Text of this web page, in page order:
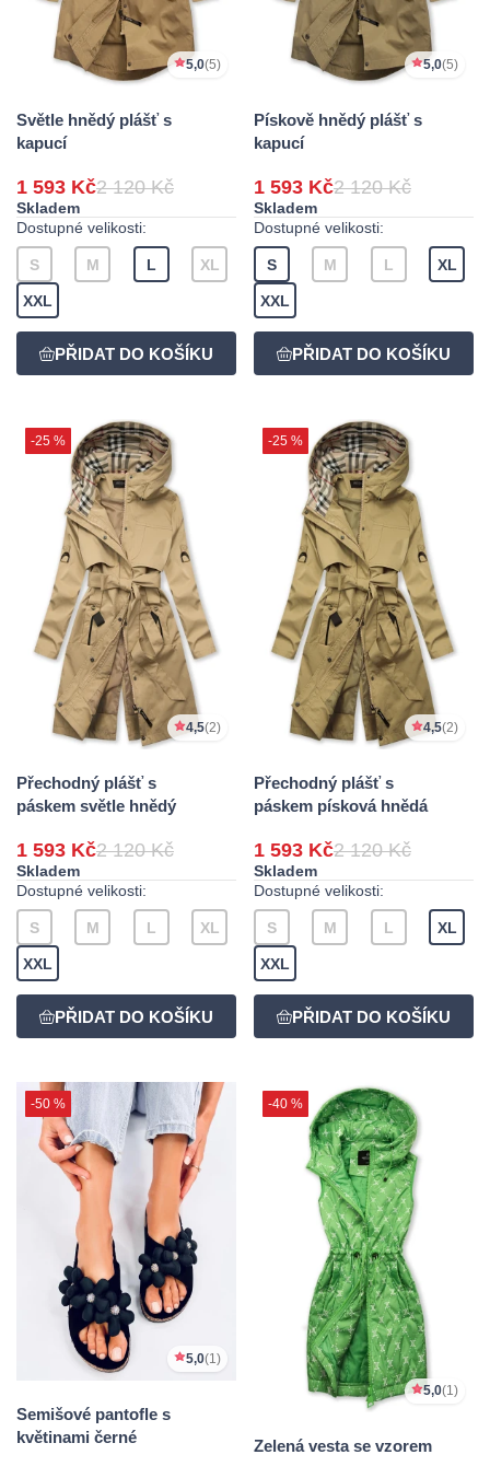
5,0(5)
Světle hnědý plášť s
kapucí
1 593 Kč2 120 Kč
Skladem
Dostupné velikosti:
S M L XL
XXL
5,0(5)
Pískově hnědý plášť s
kapucí
1 593 Kč2 120 Kč
Skladem
Dostupné velikosti:
S M L XL
XXL
-25 %
4,5(2)
Přechodný plášť s
páskem světle hnědý
1 593 Kč2 120 Kč
Skladem
Dostupné velikosti:
S M L XL
XXL
-25 %
4,5(2)
Přechodný plášť s
páskem písková hnědá
1 593 Kč2 120 Kč
Skladem
Dostupné velikosti:
S M L XL
XXL
-50 %
5,0(1)
Semišové pantofle s
květinami černé
-40 %
5,0(1)
Zelená vesta se vzorem